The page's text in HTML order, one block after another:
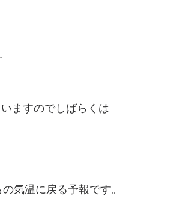
ますのでしばらくは
気温に戻る予報です。